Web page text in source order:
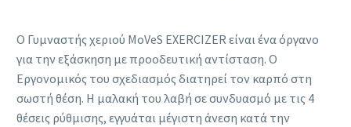
Ο Γυμναστής χεριού MoVeS EXERCIZER είναι ένα όργανο
για την εξάσκηση με προοδευτική αντίσταση. Ο
Εργονομικός του σχεδιασμός διατηρεί τον καρπό στη
σωστή θέση. Η μαλακή του λαβή σε συνδυασμό με τις 4
θέσεις ρύθμισης, εγγυάται μέγιστη άνεση κατά την